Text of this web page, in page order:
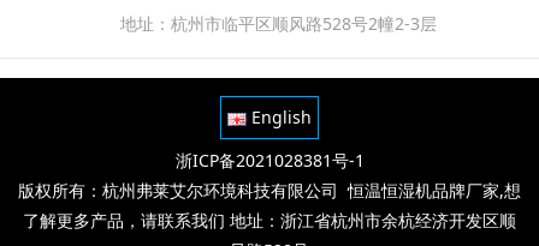
地址：杭州市临平区顺风路528号2幢2-3层
English
浙ICP备2021028381号-1
版权所有：杭州弗莱艾尔环境科技有限公司 恒温恒湿机品牌厂家,想
了解更多产品，请联系我们 地址：浙江省杭州市余杭经济开发区顺